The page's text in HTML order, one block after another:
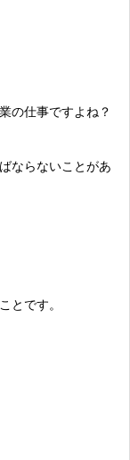
の仕事ですよね？
ならないことがあ
とです。